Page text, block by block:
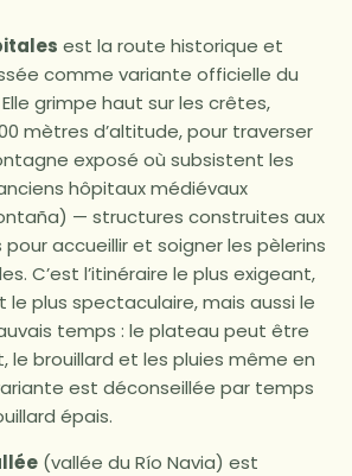
est la route historique et
comme variante officielle du
grimpe haut sur les crêtes,
mètres d’altitude, pour traverser
exposé où subsistent les
hôpitaux médiévaux
— structures construites aux
pour accueillir et soigner les pèlerins
C’est l’itinéraire le plus exigeant,
le plus spectaculaire, mais aussi le
temps : le plateau peut être
le brouillard et les pluies même en
est déconseillée par temps
épais.
(vallée du Río Navia) est